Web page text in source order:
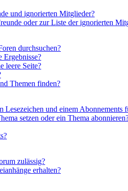
und ignorierten Mitglieder?
oder zur Liste der ignorierten
durchsuchen?
Ergebnisse?
leere Seite?
Themen finden?
Lesezeichen und einem Abonnements
setzen oder ein Thema
zulässig?
erhalten?